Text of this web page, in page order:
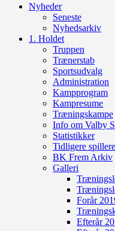
Nyheder
Seneste
Nyhedsarkiv
1. Holdet
Truppen
Trænerstab
Sportsudvalg
Administration
Kampprogram
Kampresume
Træningskampe
Info om Valby
Statistikker
Tidligere spillere
BK Frem Arkiv
Galleri
Forår
Efterår